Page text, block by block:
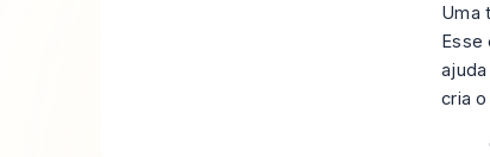
Uma
Esse
cria